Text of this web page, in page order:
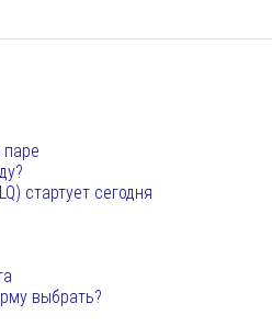
стартует сегодня
выбрать?